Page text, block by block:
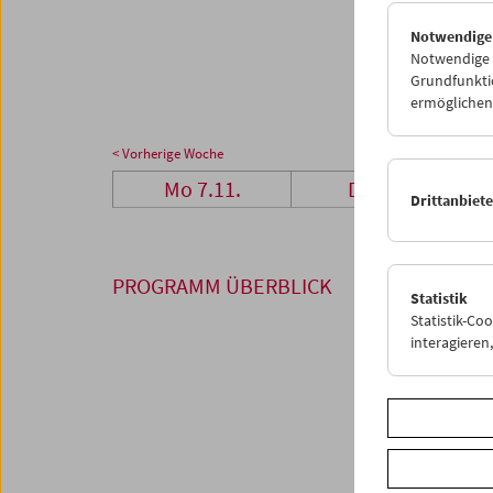
05
< Vorherige Woche
Mo 7.11. Di 8.11.
PROGRAMM ÜBERBLICK
Notwendige
Statistik
Statistik-